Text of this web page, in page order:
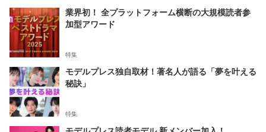
業界初！ 全プラットフォーム横断の大規模読者参
加型アワード
特集
モデルプレス独自取材！著名人が語る「夢を叶える
秘訣」
特集